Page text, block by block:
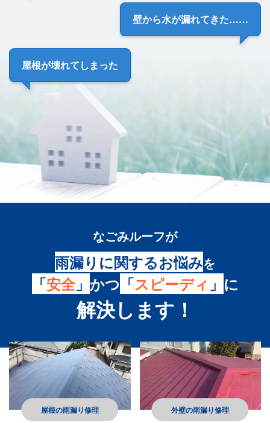
壁から水が漏れてきた……
屋根が壊れてしまった
なごみルーフが
雨漏りに関するお悩みを
「安全」 かつ 「スピーディ 」 に
解決します！
屋根の雨漏り修理 外壁の雨漏り修理